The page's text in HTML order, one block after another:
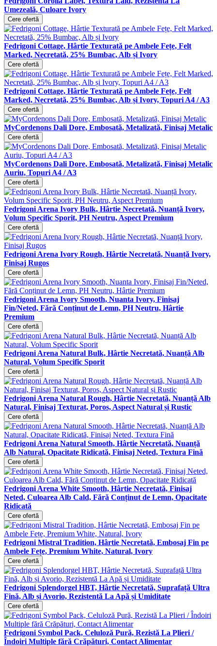
Umezeală, Culoare Ivory
Cere ofertă
Fedrigoni Cottage, Hârtie Texturată pe Ambele Fețe, Felt
Marked, Necretată, 25% Bumbac, Alb și Ivory
Cere ofertă
Fedrigoni Cottage, Hârtie Texturată pe Ambele Fețe, Felt
Marked, Necretată, 25% Bumbac, Alb și Ivory, Topuri A4 / A3
Cere ofertă
MyCordenons Dali Dore, Embosată, Metalizată, Finisaj Metalic
Cere ofertă
MyCordenons Dali Dore, Embosată, Metalizată, Finisaj Metalic
Auriu, Topuri A4 / A3
Cere ofertă
Fedrigoni Arena Ivory Bulk, Hârtie Necretată, Nuanță Ivory,
Volum Specific Sporit, PH Neutru, Aspect Premium
Cere ofertă
Fedrigoni Arena Ivory Rough, Hârtie Necretată, Nuanță Ivory,
Finisaj Rugos
Cere ofertă
Fedrigoni Arena Ivory Smooth, Nuanta Ivory, Finisaj
Fin/Neted, Fără Conținut de Lemn, PH Neutru, Hârtie
Premium
Cere ofertă
Fedrigoni Arena Natural Bulk, Hârtie Necretată, Nuanță Alb
Natural, Volum Specific Sporit
Cere ofertă
Fedrigoni Arena Natural Rough, Hârtie Necretată, Nuanță Alb
Natural, Finisaj Texturat, Poros, Aspect Natural și Rustic
Cere ofertă
Fedrigoni Arena Natural Smooth, Hârtie Necretată, Nuanță
Alb Natural, Opacitate Ridicată, Finisaj Neted, Textura Fină
Cere ofertă
Fedrigoni Arena White Smooth, Hârtie Necretată, Finisaj
Neted, Culoarea Alb Cald, Fără Conținut de Lemn, Opacitate
Ridicată
Cere ofertă
Fedrigoni Mistral Tradition, Hârtie Necretată, Embosaj Fin pe
Ambele Fețe, Premium White, Natural, Ivory
Cere ofertă
Fedrigoni Splendorgel HBT, Hârtie Necretată, Suprafață Ultra
Fină, Alb și Avorio, Rezistentă La Apă și Umiditate
Cere ofertă
Fedrigoni Symbol Pack, Celuloză Pură, Rezistă La Plieri /
Îndoiri Multiple fără Crăpături, Contact Alimentar